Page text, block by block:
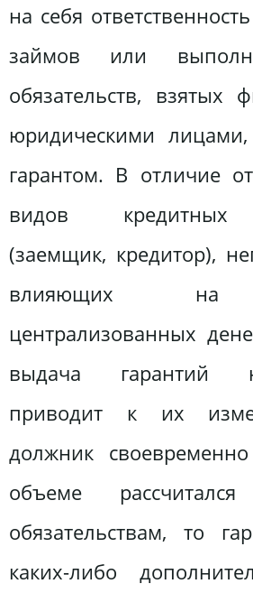
на себя
займов или
обязательств, взятых
юридическими
гарантом. В отличие
видов кредитных
(заемщик, кредитор),
влияющих на
централизованных
выдача гарантий
приводит к их
должник
объеме
обязательствам, то
каких-либо